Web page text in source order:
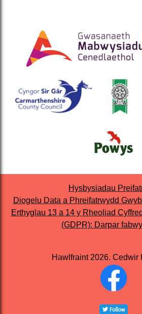
Hysbysiadau
Diogelu Data a Phreifatrwydd
Erthyglau 13 a 14 y Rheoliad
(GDPR): Darpar
Hawlfraint 2026. Cedwir